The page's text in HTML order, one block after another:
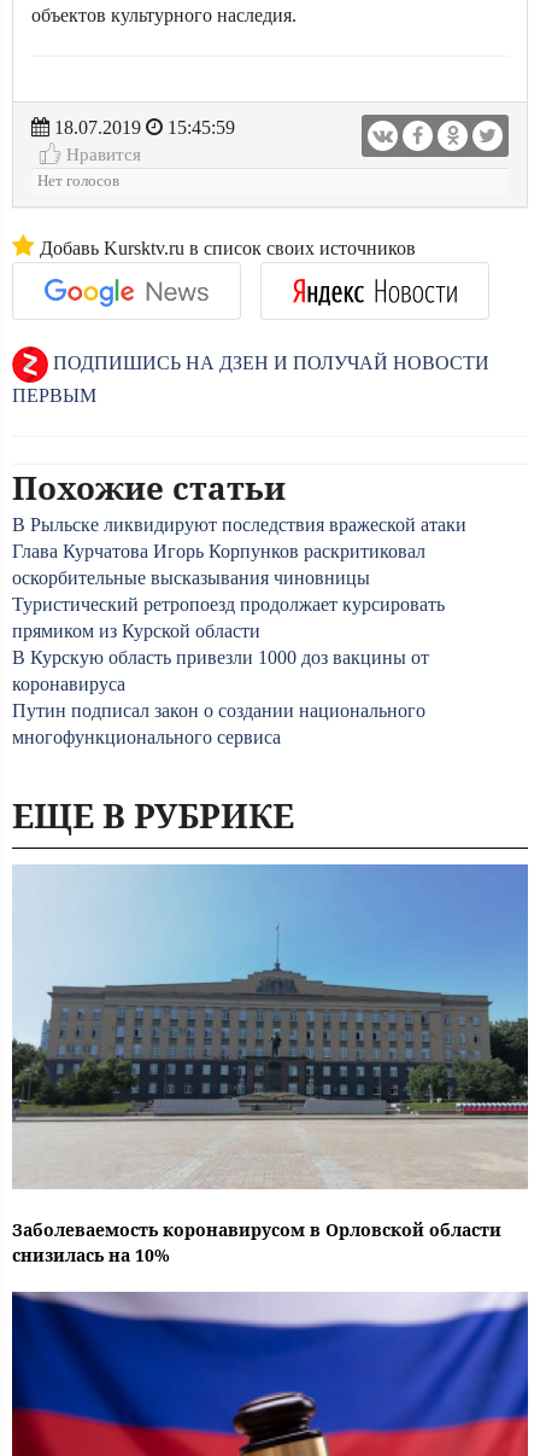
объектов культурного наследия.
18.07.2019
15:45:59
Нравится
Нет голосов
Добавь Kursktv.ru в список своих источников
ПОДПИШИСЬ НА ДЗЕН И ПОЛУЧАЙ НОВОСТИ
ПЕРВЫМ
Похожие статьи
В Рыльске ликвидируют последствия вражеской атаки
Глава Курчатова Игорь Корпунков раскритиковал
оскорбительные высказывания чиновницы
Туристический ретропоезд продолжает курсировать
прямиком из Курской области
В Курскую область привезли 1000 доз вакцины от
коронавируса
Путин подписал закон о создании национального
многофункционального сервиса
ЕЩЕ В РУБРИКЕ
Заболеваемость коронавирусом в Орловской области
снизилась на 10%